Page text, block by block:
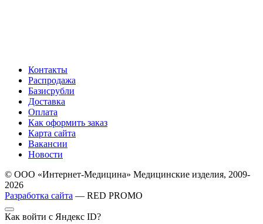
Контакты
Распродажа
Базисрубли
Доставка
Оплата
Как оформить заказ
Карта сайта
Вакансии
Новости
© ООО «Интернет-Медицина» Медицинские изделия, 2009-
2026
Разработка сайта — RED PROMO
Как войти с Яндекс ID?